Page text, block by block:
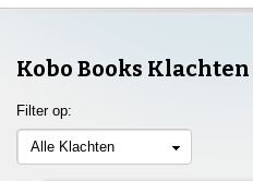
Kobo Books Klachten
Filter op:
Alle Klachten